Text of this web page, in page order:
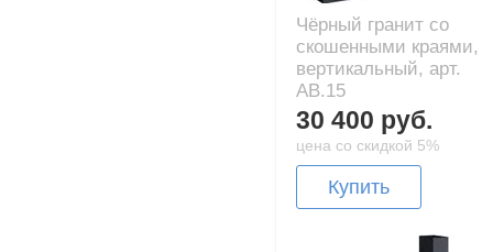
Чёрный гранит со
скошенными краями,
вертикальный, арт.
AB.15
30 400 руб.
цена со скидкой 5%
Купить